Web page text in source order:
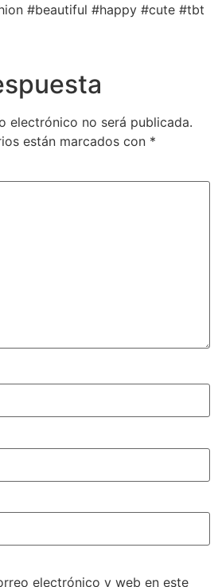
#beautiful #happy #cute #tbt
electrónico no será publicada.
están marcados con *
electrónico y web en este